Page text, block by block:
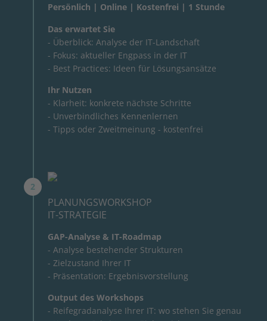
Persönlich | Online | Kostenfrei | 1 Stunde
Das erwartet Sie
- Überblick: Analyse der IT-Landschaft
- Fokus: aktueller Engpass in der IT
- Best Practices: Ideen für Lösungsansätze
Ihr Nutzen
- Klarheit: konkrete nächste Schritte
- Unverbindliches Kennenlernen
- Tipps oder Zweitmeinung - kostenfrei
PLANUNGSWORKSHOP
IT-STRATEGIE
GAP-Analyse & IT-Roadmap
- Analyse bestehender Strukturen
- Zielzustand Ihrer IT
- Präsentation: Ergebnisvorstellung
Output des Workshops
- Reifegradanalyse Ihrer IT: wo stehen Sie genau